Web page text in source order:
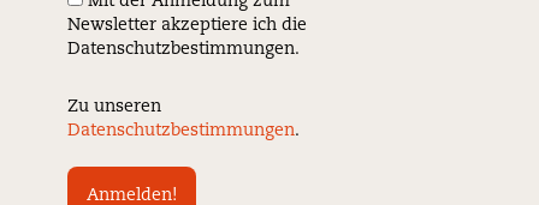
Newsletter akzeptiere ich die
Datenschutzbestimmungen.
Zu unseren
Datenschutzbestimmungen.